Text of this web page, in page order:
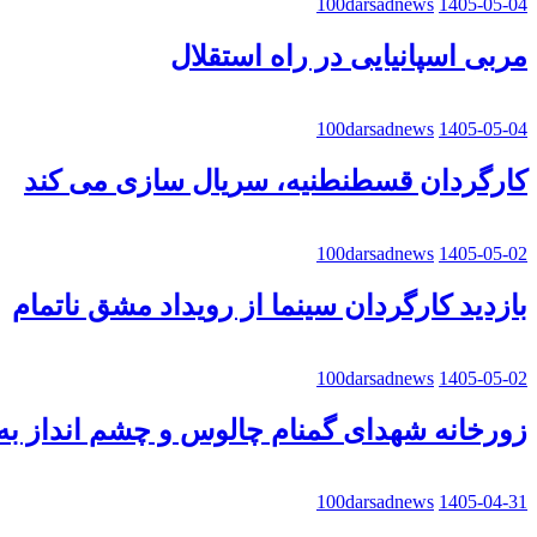
100darsadnews 1405-05-04
مربی اسپانیایی در راه استقلال
100darsadnews 1405-05-04
کارگردان قسطنطنیه، سریال سازی می کند
100darsadnews 1405-05-02
بازدید کارگردان سینما از رویداد مشق ناتمام
100darsadnews 1405-05-02
زورخانه شهدای گمنام چالوس و چشم انداز به
100darsadnews 1405-04-31